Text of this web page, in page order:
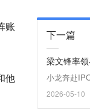
账
他
下一篇
梁文锋率
小龙奔赴
2026-05-10